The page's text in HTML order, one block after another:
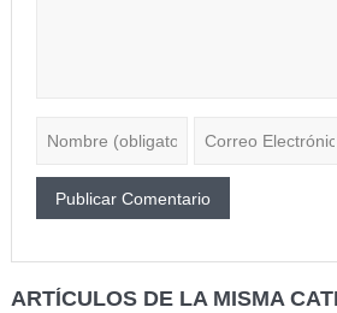
ARTÍCULOS DE LA MISMA